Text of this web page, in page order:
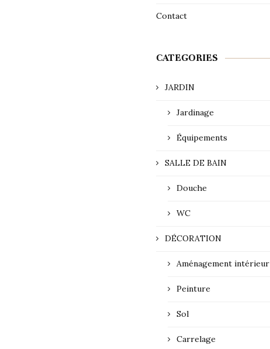
Contact
CATEGORIES
JARDIN
Jardinage
Équipements
SALLE DE BAIN
Douche
WC
DÉCORATION
Aménagement intérieur
Peinture
Sol
Carrelage